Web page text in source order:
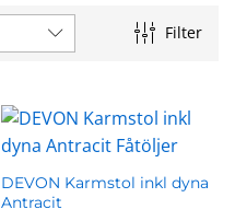
Filter
DEVON Karmstol inkl dyna
Antracit